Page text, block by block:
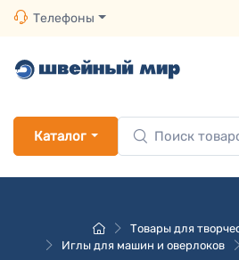
Телефоны
Каталог
Товары для
Иглы для машин и оверлоков